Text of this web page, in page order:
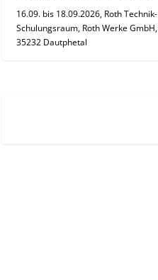
16.09. bis 18.09.2026, Roth Technik-
Schulungsraum, Roth Werke GmbH,
35232 Dautphetal